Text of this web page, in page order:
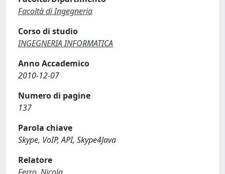
Facoltà di Ingegneria
Corso di studio
INGEGNERIA INFORMATICA
Anno Accademico
2010-12-07
Numero di pagine
137
Parola chiave
Skype, VoIP, API, Skype4Java
Relatore